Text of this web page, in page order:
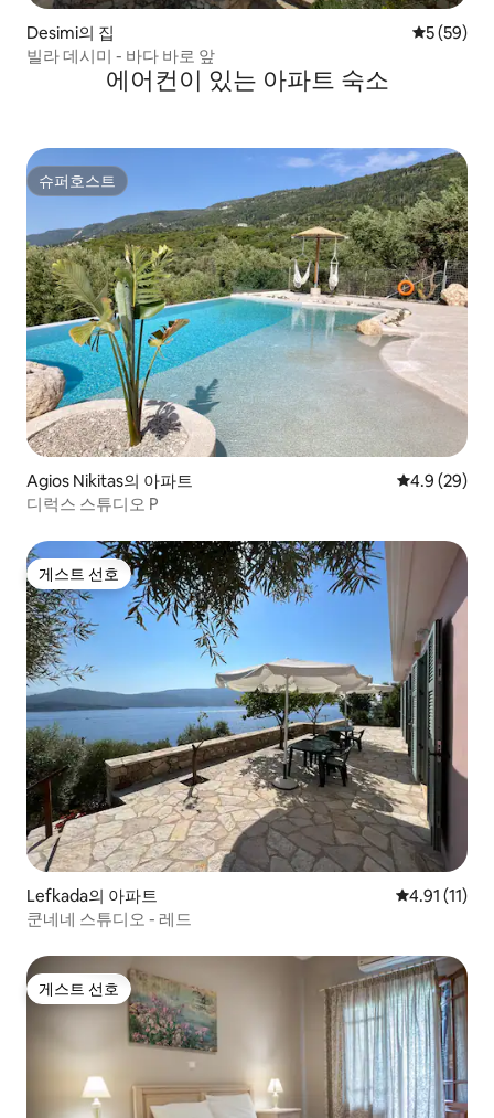
Desimi의 집 평점 5점(5
5 (59)
빌라 데시미 - 바다 바로 앞
에어컨이 있는 아파트 숙소
슈퍼호스트
슈퍼호스트
Agios Nikitas의 아파트 평점 4.9점(5
4.9 (29)
디럭스 스튜디오 P
게스트 선호
게스트 선호
Lefkada의 아파트 평점 4.91점
4.91 (11)
쿤네네 스튜디오 - 레드
게스트 선호
게스트 선호